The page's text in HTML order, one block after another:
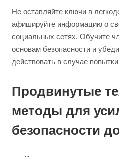
Не оставляйте ключи в
афишируйте информацию о
социальных сетях. Обучите
основам безопасности и
действовать в случае
Продвинутые
методы для
безопасности